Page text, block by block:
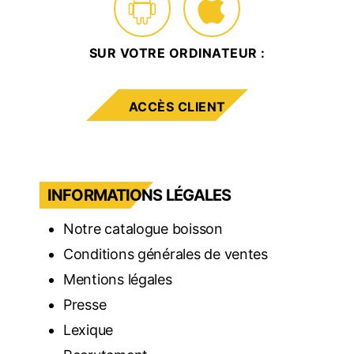
SUR VOTRE ORDINATEUR :
ACCÈS CLIENT
INFORMATIONS LÉGALES
Notre catalogue boisson
Conditions générales de ventes
Mentions légales
Presse
Lexique